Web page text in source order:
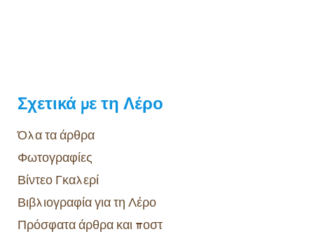
Σχετικά με τη Λέρο
Όλα τα άρθρα
Φωτογραφίες
Βίντεο Γκαλερί
Βιβλιογραφία για τη Λέρο
Πρόσφατα άρθρα και ποστ